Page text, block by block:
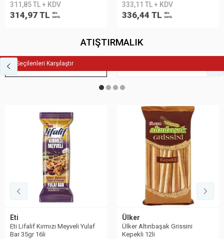
333,11 TL + KDV
336,44 TL
KDV
DAHİL
365,46 TL + KDV
369,12 TL
KDV
DAHİL
ATIŞTIRMALIK
Fit Atıştırmalık
Seçilenleri Karşılaştır
Ülker
Ülker Altınbaşak Grissini
Kepekli 12li
Eti
Eti Lifalif Kuru Yemişli Bar 12li
paket